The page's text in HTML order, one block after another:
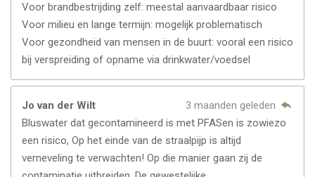
Voor brandbestrijding zelf: meestal aanvaardbaar risico
Voor milieu en lange termijn: mogelijk problematisch
Voor gezondheid van mensen in de buurt: vooral een risico
bij verspreiding of opname via drinkwater/voedsel
Jo van der Wilt
3 maanden geleden
Bluswater dat gecontamineerd is met PFASen is zowiezo
een risico, Op het einde van de straalpijp is altijd
verneveling te verwachten! Op die manier gaan zij de